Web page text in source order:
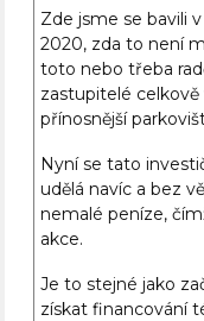
Zde jsme se bavili
2020, zda to není
toto nebo třeba
zastupitelé
přínosnější
Nyní se tato
udělá navíc a bez
nemalé peníze,
akce.
Je to stejné jako
získat financování